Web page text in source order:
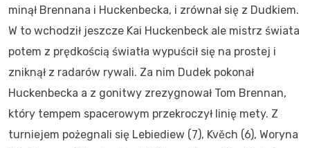
minął Brennana i Huckenbecka, i zrównał się z Dudkiem.
W to wchodził jeszcze Kai Huckenbeck ale mistrz świata
potem z prędkością światła wypuścił się na prostej i
zniknął z radarów rywali. Za nim Dudek pokonał
Huckenbecka a z gonitwy zrezygnował Tom Brennan,
który tempem spacerowym przekroczył linię mety. Z
turniejem pożegnali się Lebiediew (7), Kvěch (6), Woryna